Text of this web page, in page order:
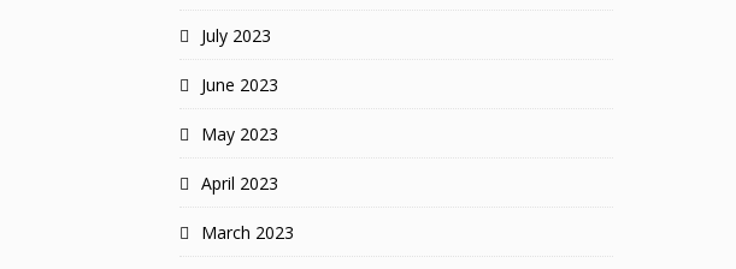
July 2023
June 2023
May 2023
April 2023
March 2023